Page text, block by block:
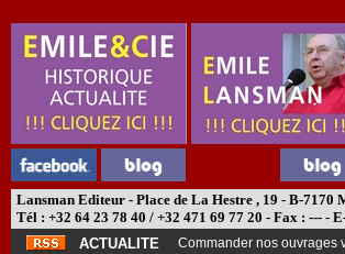
Lansman Editeur - Place de La Hestre , 19 - B-7170
Tél : +32 64 23 78 40 / +32 471 69 77 20 - Fax : --- -
ACTUALITE
Commander nos ouvrages